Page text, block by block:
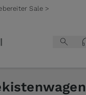
Sale >